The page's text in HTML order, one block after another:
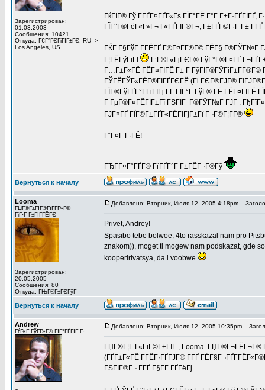
Зарегистрирован:
01.03.2003
Сообщения: 10421
Откуда: Г€Г°ГЄГіГІГ±ГЄ, RU ->
Los Angeles, US
ГќГІГ® Гў Г­ГҐГ¤ГҐГ«Гѕ ГЇГ°ГЁ Г°Г
ГЇГ°Г®ГёГ«Г»Г¬ Г«ГҐГІГ®Г¬, Г±ГҐГ©Г·Г Г± Г­ГҐ
ГЌГ Г§ГўГ Г­ГЁГҐ Г®Г¤Г­Г®Г© ГЁГ§ Г®ГЎГ№Г
Г¦ГЁГўГіГІ
Г’Г®Г«ГјГЄГ® ГўГ°Г®Г¤ГҐ
Г…Г±Г«ГЁ ГЁГ¤ГІГЁ Г± Г ГўГІГ®ГЎГіГ±Г­Г®Г©
ГЎГЁГЎГ«ГЁГ®ГІГҐГЄГЁ (Гі ГЄГ®ГЈГ®
ГЇГ®ГўГҐГ°Г­ГіГІГј Г­Г ГЇГ°Г ГўГ® ГЁ
Г ГµГ®Г¤ГЁГІГ±Гї ГЅГІГ Г®ГЎГ№Г ГЈГ .
ГЈГ¤ГҐ ГЇГ®Г±ГҐГ«ГЁГІГјГ±Гї Г¬Г®Г¦Г­Г®
Г“Г¤Г Г·ГЁ!
ГЂГ­Г¤Г°ГҐГ© ГѓГҐГ°Г Г±ГЁГ¬Г®Гў
Вернуться к началу
Looma
ГЏГ®Г±ГІГ®ГїГ­Г­Г»Г©
ГіГ·Г Г±ГІГ­ГЁГЄ
Зарегистрирован:
20.05.2005
Сообщения: 80
Откуда: ГЊГ®Г±ГЄГўГ
Добавлено: Вторник, Июля 12, 2005 4:18pm
Privet, Andrey!
Spasibo tebe bolwoe, 4to rasskazal nam pro
znakom)), moget ti mogew nam podskazat, gde
kooperirivatsya, da i voobwe
Вернуться к началу
Andrew
ГѓГ«Г ГўГ­Г»Г© ГІГ°ГҐГЇГ Г·
Добавлено: Вторник, Июля 12, 2005 10:35pm
ГЏГ®Г¦Г Г«ГіГ©Г±ГІГ , Looma. ГЏГ®Г¬ГЁГ¬Г®
(ГҐГ±Г«ГЁ Г­ГЁГ·ГҐГЈГ® Г­ГҐ
ГЅГІГ®Г¬ Г­ГҐ Г§Г­Г ГҐГёГј.